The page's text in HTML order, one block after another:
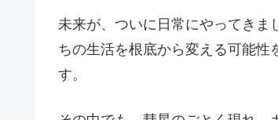
未来が、ついに日常にやってきま
ちの生活を根底から変える可能
す。